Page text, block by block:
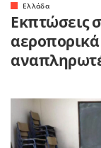
Ελλάδα
Εκπτώσεις
αεροπορικά